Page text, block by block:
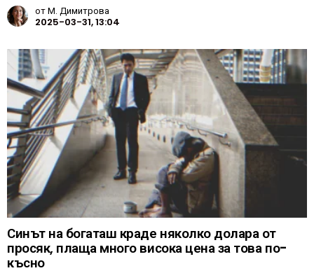
отМ. Димитрова
2025-03-31, 13:04
Синът на богаташ краде няколко долара от
просяк, плаща много висока цена за това по-
късно